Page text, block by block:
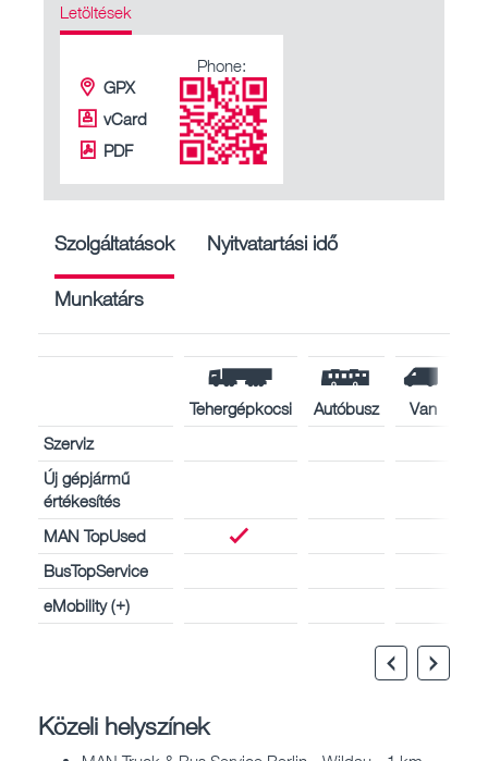
Letöltések
GPX
vCard
PDF
Phone:
Szolgáltatások Nyitvatartási idő
Munkatárs
Tehergépkocsi Autóbusz
Van
Szerviz
Új gépjármű
értékesítés
MAN TopUsed
BusTopService
eMobility (+)
Közeli helyszínek